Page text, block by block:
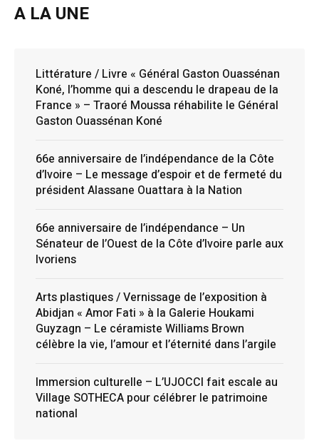
A LA UNE
Littérature / Livre « Général Gaston Ouassénan
Koné, l’homme qui a descendu le drapeau de la
France » – Traoré Moussa réhabilite le Général
Gaston Ouassénan Koné
66e anniversaire de l’indépendance de la Côte
d’Ivoire – Le message d’espoir et de fermeté du
président Alassane Ouattara à la Nation
66e anniversaire de l’indépendance – Un
Sénateur de l’Ouest de la Côte d’Ivoire parle aux
Ivoriens
Arts plastiques / Vernissage de l’exposition à
Abidjan « Amor Fati » à la Galerie Houkami
Guyzagn – Le céramiste Williams Brown
célèbre la vie, l’amour et l’éternité dans l’argile
Immersion culturelle – L’UJOCCI fait escale au
Village SOTHECA pour célébrer le patrimoine
national